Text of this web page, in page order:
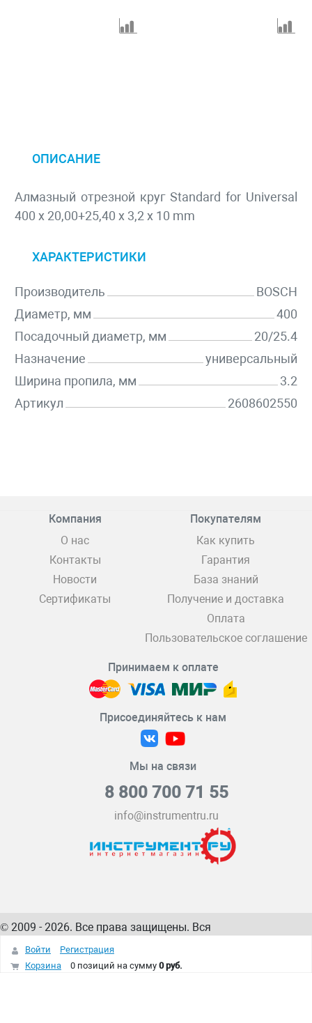
ОПИСАНИЕ
Алмазный отрезной круг Standard for Universal
400 x 20,00+25,40 x 3,2 x 10 mm
ХАРАКТЕРИСТИКИ
Производитель
BOSCH
Диаметр, мм
400
Посадочный диаметр, мм
20/25.4
Назначение
универсальный
Ширина пропила, мм
3.2
Артикул
2608602550
Компания
О нас
Контакты
Новости
Сертификаты
Покупателям
Как купить
Гарантия
База знаний
Получение и доставка
Оплата
Пользовательское соглашение
Принимаем к оплате
Присоединяйтесь к нам
Мы на связи
8 800 700 71 55
info@instrumentru.ru
© 2009 - 2026. Все права защищены. Вся
информация на сайте – собственность
интернет-магазина
Войти
Регистрация
Корзина
0 позиций на сумму 0 руб.